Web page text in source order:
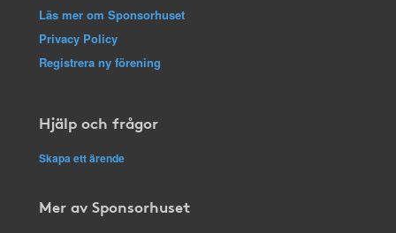
Läs mer om Sponsorhuset
Privacy Policy
Registrera ny förening
Hjälp och frågor
Skapa ett ärende
Mer av Sponsorhuset